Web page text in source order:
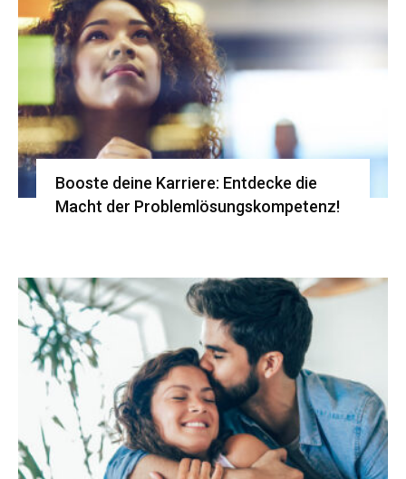
Booste deine Karriere: Entdecke die
Macht der Problemlösungskompetenz!